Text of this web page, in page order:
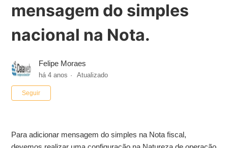
mensagem do simples
nacional na Nota.
Felipe Moraes
há 4 anos Atualizado
Seguir
Para adicionar mensagem do simples na Nota fiscal,